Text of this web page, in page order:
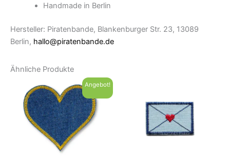
Handmade in Berlin
Hersteller: Piratenbande, Blankenburger Str. 23, 13089
Berlin, hallo@piratenbande.de
Ähnliche Produkte
Angebot!